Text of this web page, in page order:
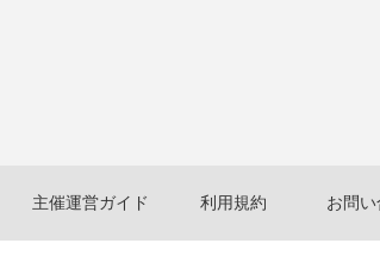
主催運営ガイド 利用規約 お問